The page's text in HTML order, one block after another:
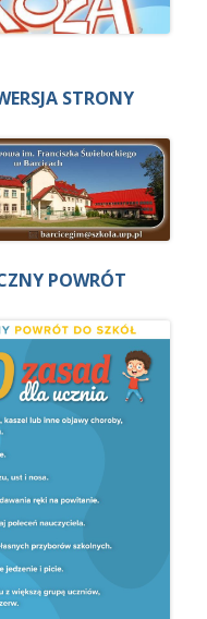
STRONY
POWRÓT